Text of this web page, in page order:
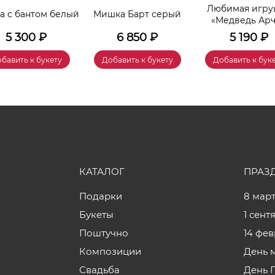
с бантом белый
5 300 ₽
к букету
Мишка Барт серый
6 850 ₽
Добавить к букету
Любимая
«Медведь
5 190₽
Добавить к
КАТАЛОГ
Подарки
Букеты
Поштучно
Композиции
Свадьба
8
1
14
День
День